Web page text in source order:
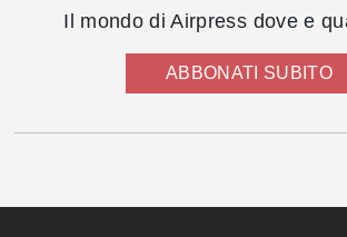
Il mondo di Airpress dove e
ABBONATI SUBITO